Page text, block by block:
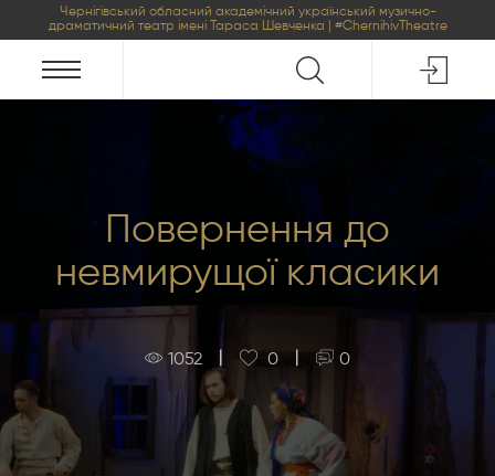
Чернігівський обласний академічний український музично-
драматичний театр імені Тараса Шевченка | #ChernihivTheatre
Повернення до
невмирущої класики
1052 0 0